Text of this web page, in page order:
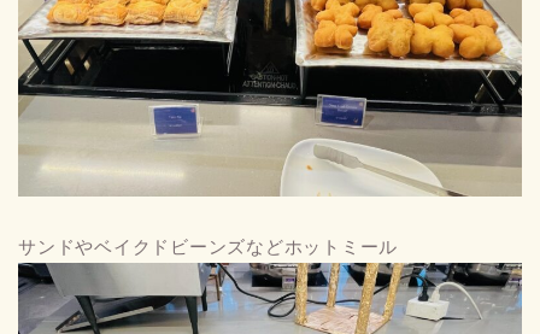
サンドやベイクドビーンズなどホットミール